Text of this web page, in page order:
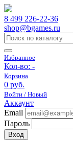
8 499 226-22-36
shop@bgames.ru
Избранное
Кол-во: -
Корзина
0 руб.
Войти / Новый
Аккаунт
Email
Пароль
Вход